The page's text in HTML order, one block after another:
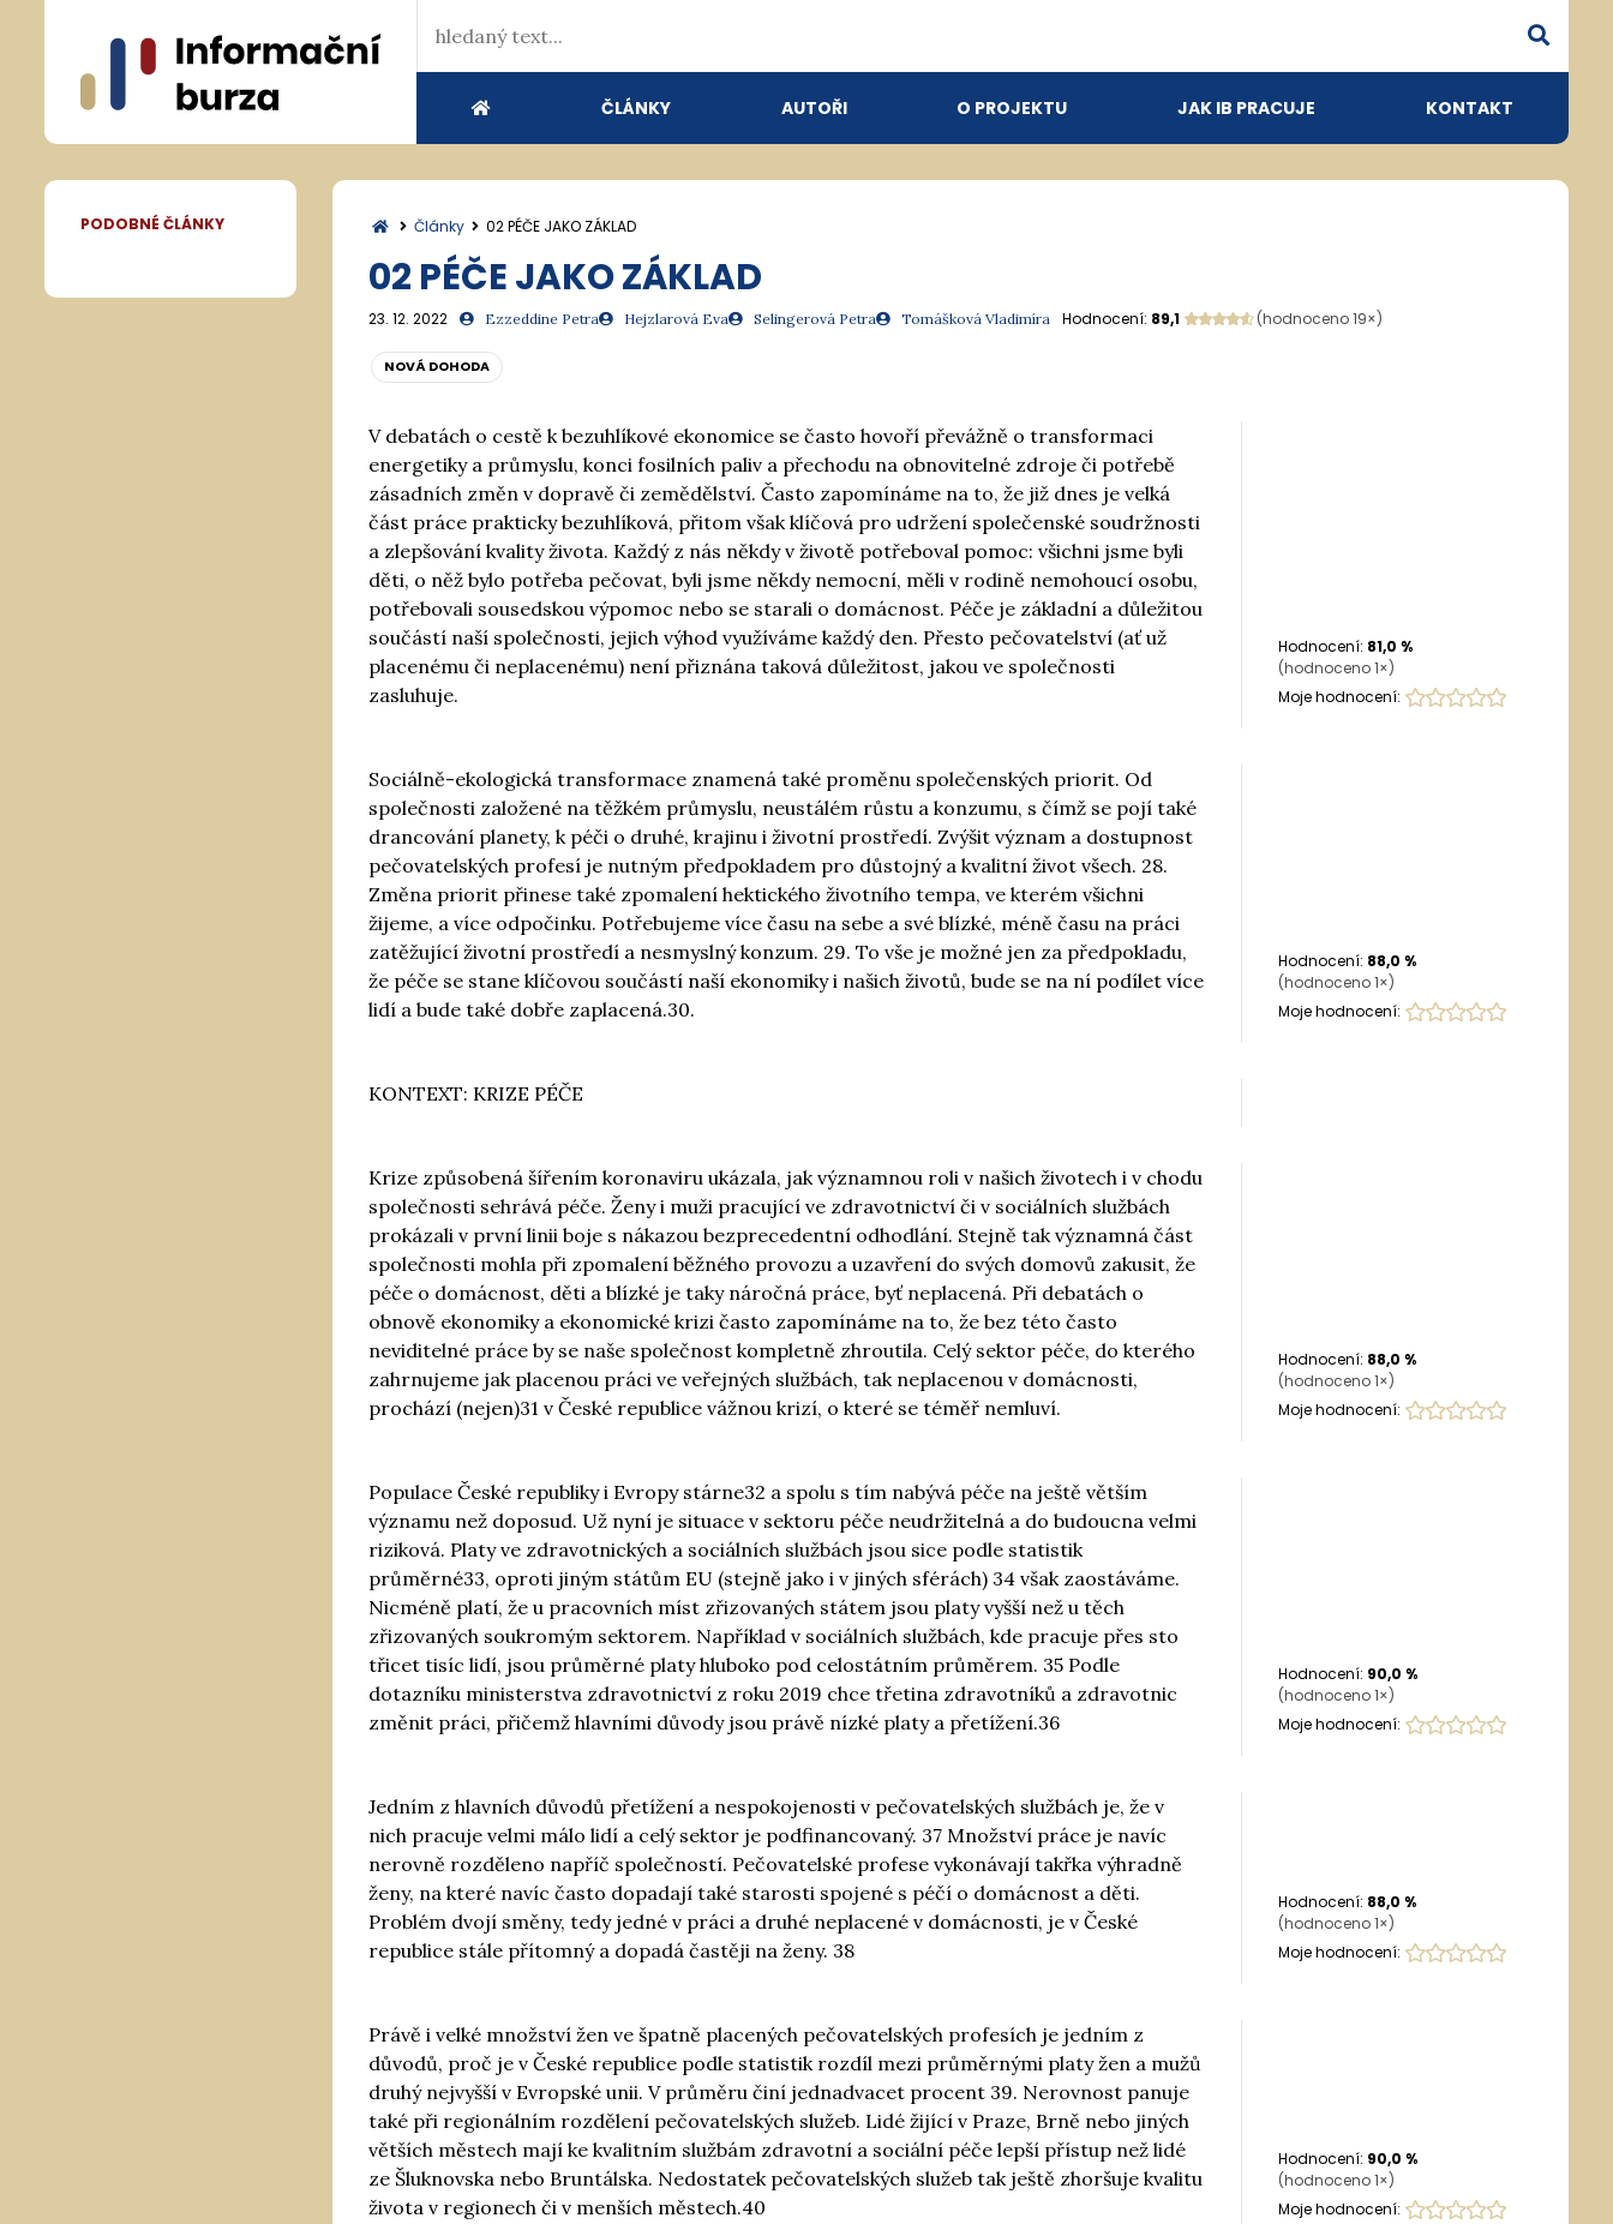
ČLÁNKY AUTOŘI O PROJEKTU JAK IB PRACUJE KONTAKT
Články 02 PÉČE JAKO ZÁKLAD
02 PÉČE JAKO ZÁKLAD
23. 12. 2022 Ezzeddine Petra Hejzlarová Eva Selingerová Petra Tomášková Vladimíra Hodnocení: 89,1 (hodnoceno 19×)
NOVÁ DOHODA
V debatách o cestě k bezuhlíkové ekonomice se často hovoří převážně o transformaci
energetiky a průmyslu, konci fosilních paliv a přechodu na obnovitelné zdroje či potřebě
zásadních změn v dopravě či zemědělství. Často zapomínáme na to, že již dnes je velká
část práce prakticky bezuhlíková, přitom však klíčová pro udržení společenské soudržnosti
a zlepšování kvality života. Každý z nás někdy v životě potřeboval pomoc: všichni jsme byli
děti, o něž bylo potřeba pečovat, byli jsme někdy nemocní, měli v rodině nemohoucí osobu,
potřebovali sousedskou výpomoc nebo se starali o domácnost. Péče je základní a důležitou
součástí naší společnosti, jejich výhod využíváme každý den. Přesto pečovatelství (ať už
placenému či neplacenému) není přiznána taková důležitost, jakou ve společnosti
zasluhuje.
Hodnocení: 81,0 %
(hodnoceno1×)
Moje hodnocení:
Sociálně-ekologická transformace znamená také proměnu společenských priorit. Od
společnosti založené na těžkém průmyslu, neustálém růstu a konzumu, s čímž se pojí také
drancování planety, k péči o druhé, krajinu i životní prostředí. Zvýšit význam a dostupnost
pečovatelských profesí je nutným předpokladem pro důstojný a kvalitní život všech. 28.
Změna priorit přinese také zpomalení hektického životního tempa, ve kterém všichni
žijeme, a více odpočinku. Potřebujeme více času na sebe a své blízké, méně času na práci
zatěžující životní prostředí a nesmyslný konzum. 29. To vše je možné jen za předpokladu,
že péče se stane klíčovou součástí naší ekonomiky i našich životů, bude se na ní podílet více
lidí a bude také dobře zaplacená.30.
Hodnocení: 88,0 %
(hodnoceno1×)
Moje hodnocení:
KONTEXT: KRIZE PÉČE
Krize způsobená šířením koronaviru ukázala, jak významnou roli v našich životech i v chodu
společnosti sehrává péče. Ženy i muži pracující ve zdravotnictví či v sociálních službách
prokázali v první linii boje s nákazou bezprecedentní odhodlání. Stejně tak významná část
společnosti mohla při zpomalení běžného provozu a uzavření do svých domovů zakusit, že
péče o domácnost, děti a blízké je taky náročná práce, byť neplacená. Při debatách o
obnově ekonomiky a ekonomické krizi často zapomínáme na to, že bez této často
neviditelné práce by se naše společnost kompletně zhroutila. Celý sektor péče, do kterého
zahrnujeme jak placenou práci ve veřejných službách, tak neplacenou v domácnosti,
prochází (nejen)31 v České republice vážnou krizí, o které se téměř nemluví.
Hodnocení: 88,0 %
(hodnoceno1×)
Moje hodnocení:
Populace České republiky i Evropy stárne32 a spolu s tím nabývá péče na ještě větším
významu než doposud. Už nyní je situace v sektoru péče neudržitelná a do budoucna velmi
riziková. Platy ve zdravotnických a sociálních službách jsou sice podle statistik
průměrné33, oproti jiným státům EU (stejně jako i v jiných sférách) 34 však zaostáváme.
Nicméně platí, že u pracovních míst zřizovaných státem jsou platy vyšší než u těch
zřizovaných soukromým sektorem. Například v sociálních službách, kde pracuje přes sto
třicet tisíc lidí, jsou průměrné platy hluboko pod celostátním průměrem. 35 Podle
dotazníku ministerstva zdravotnictví z roku 2019 chce třetina zdravotníků a zdravotnic
změnit práci, přičemž hlavními důvody jsou právě nízké platy a přetížení.36
Hodnocení: 90,0 %
(hodnoceno1×)
Moje hodnocení:
Jedním z hlavních důvodů přetížení a nespokojenosti v pečovatelských službách je, že v
nich pracuje velmi málo lidí a celý sektor je podfinancovaný. 37 Množství práce je navíc
nerovně rozděleno napříč společností. Pečovatelské profese vykonávají takřka výhradně
ženy, na které navíc často dopadají také starosti spojené s péčí o domácnost a děti.
Problém dvojí směny, tedy jedné v práci a druhé neplacené v domácnosti, je v České
republice stále přítomný a dopadá častěji na ženy. 38
Hodnocení: 88,0 %
(hodnoceno1×)
Moje hodnocení:
Právě i velké množství žen ve špatně placených pečovatelských profesích je jedním z
důvodů, proč je v České republice podle statistik rozdíl mezi průměrnými platy žen a mužů
druhý nejvyšší v Evropské unii. V průměru činí jednadvacet procent 39. Nerovnost panuje
také při regionálním rozdělení pečovatelských služeb. Lidé žijící v Praze, Brně nebo jiných
větších městech mají ke kvalitním službám zdravotní a sociální péče lepší přístup než lidé
ze Šluknovska nebo Bruntálska. Nedostatek pečovatelských služeb tak ještě zhoršuje kvalitu
života v regionech či v menších městech.40
Hodnocení: 90,0 %
(hodnoceno1×)
Moje hodnocení:
PODOBNÉ ČLÁNKY